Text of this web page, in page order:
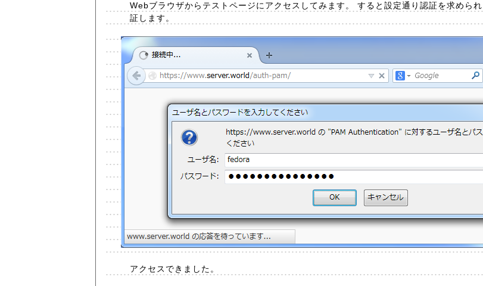
Webブラウザからテストページにアクセスしてみます。 すると設定通り認証を求めら
証します。
アクセスできました。